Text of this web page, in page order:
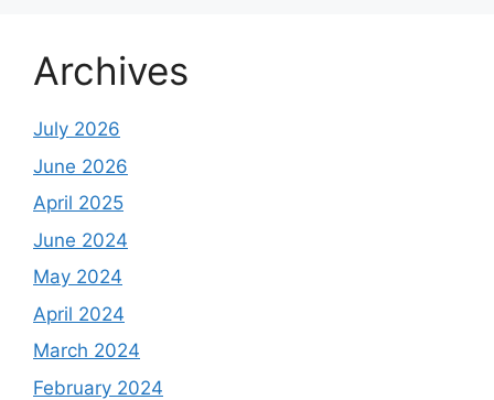
Archives
July 2026
June 2026
April 2025
June 2024
May 2024
April 2024
March 2024
February 2024